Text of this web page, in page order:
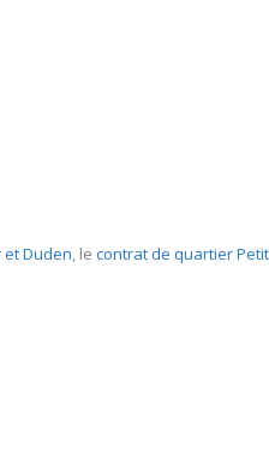
et Duden, lecontrat de quartier